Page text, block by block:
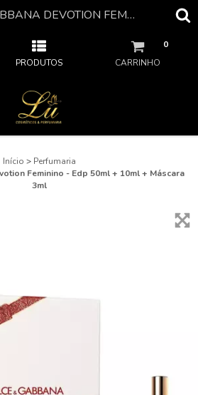
KIT DOLCE & GABBANA DEVOTION FEMININO - EDP 50ML + 10ML + MÁSCARA 3ML
PRODUTOS CARRINHO
0
Início > Perfumaria
Feminino - Edp 50ml + 10ml + Máscara
3ml